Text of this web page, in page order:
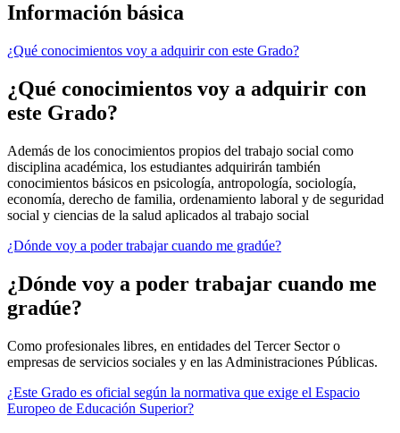
Información básica
¿Qué conocimientos voy a adquirir con este Grado?
¿Qué conocimientos voy a adquirir con
este Grado?
Además de los conocimientos propios del trabajo social como
disciplina académica, los estudiantes adquirirán también
conocimientos básicos en psicología, antropología, sociología,
economía, derecho de familia, ordenamiento laboral y de seguridad
social y ciencias de la salud aplicados al trabajo social
¿Dónde voy a poder trabajar cuando me gradúe?
¿Dónde voy a poder trabajar cuando me
gradúe?
Como profesionales libres, en entidades del Tercer Sector o
empresas de servicios sociales y en las Administraciones Públicas.
¿Este Grado es oficial según la normativa que exige el Espacio
Europeo de Educación Superior?